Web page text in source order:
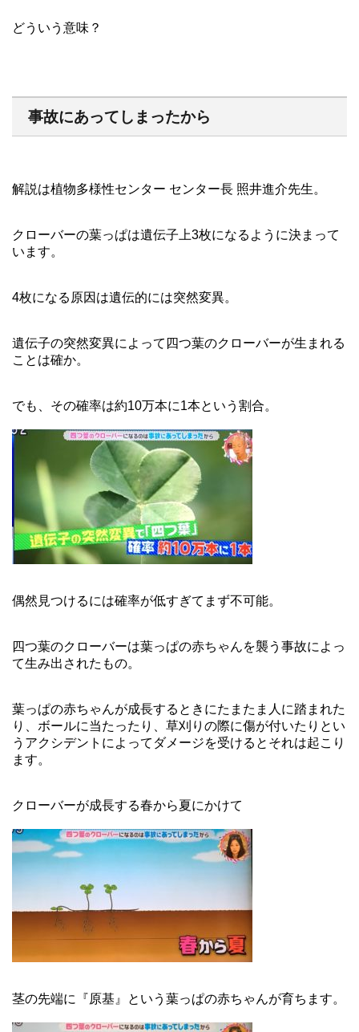
どういう意味？
事故にあってしまったから
解説は植物多様性センター センター長 照井進介先生。
クローバーの葉っぱは遺伝子上3枚になるように決まって
います。
4枚になる原因は遺伝的には突然変異。
遺伝子の突然変異によって四つ葉のクローバーが生まれる
ことは確か。
でも、その確率は約10万本に1本という割合。
偶然見つけるには確率が低すぎてまず不可能。
四つ葉のクローバーは葉っぱの赤ちゃんを襲う事故によっ
て生み出されたもの。
葉っぱの赤ちゃんが成長するときにたまたま人に踏まれた
り、ボールに当たったり、草刈りの際に傷が付いたりとい
うアクシデントによってダメージを受けるとそれは起こり
ます。
クローバーが成長する春から夏にかけて
茎の先端に『原基』という葉っぱの赤ちゃんが育ちます。